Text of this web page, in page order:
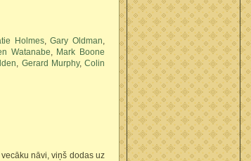
Holmes,Gary Oldman,
Watanabe, Mark Boone
, Gerard Murphy,Colin
nāvi, viņš dodas uz